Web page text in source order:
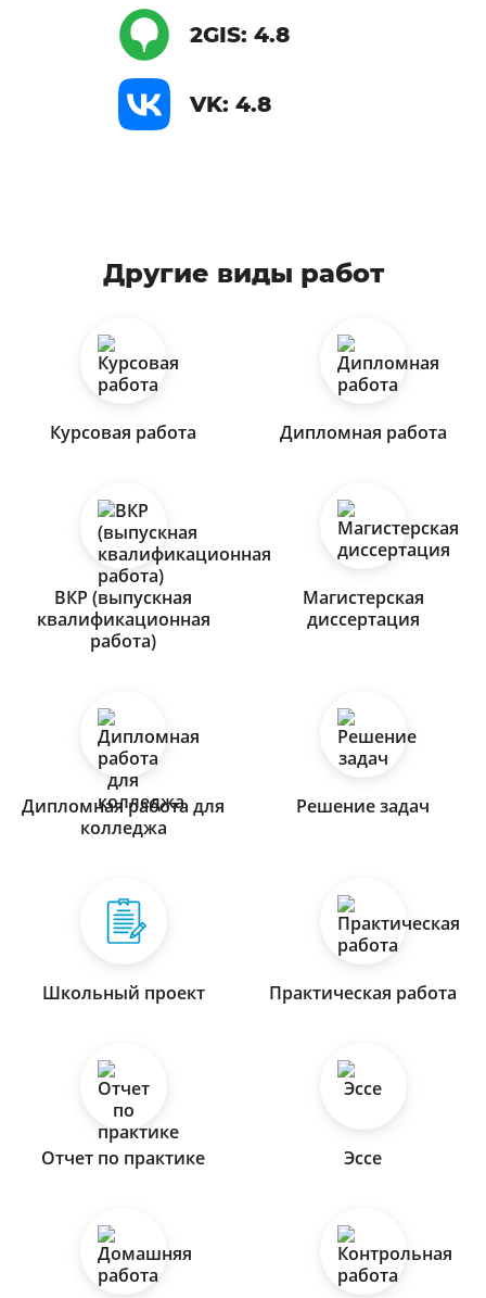
2GIS: 4.8
VK: 4.8
Другие виды работ
Курсовая работа Дипломная работа
ВКР (выпускная
квалификационная
работа)
Магистерская
диссертация
Дипломная работа для
колледжа
Решение задач
Школьный проект Практическая работа
Отчет по практике Эссе